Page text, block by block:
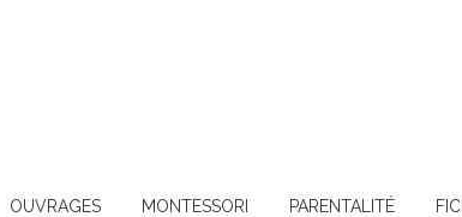
OUVRAGES MONTESSORI PARENTALITÉ